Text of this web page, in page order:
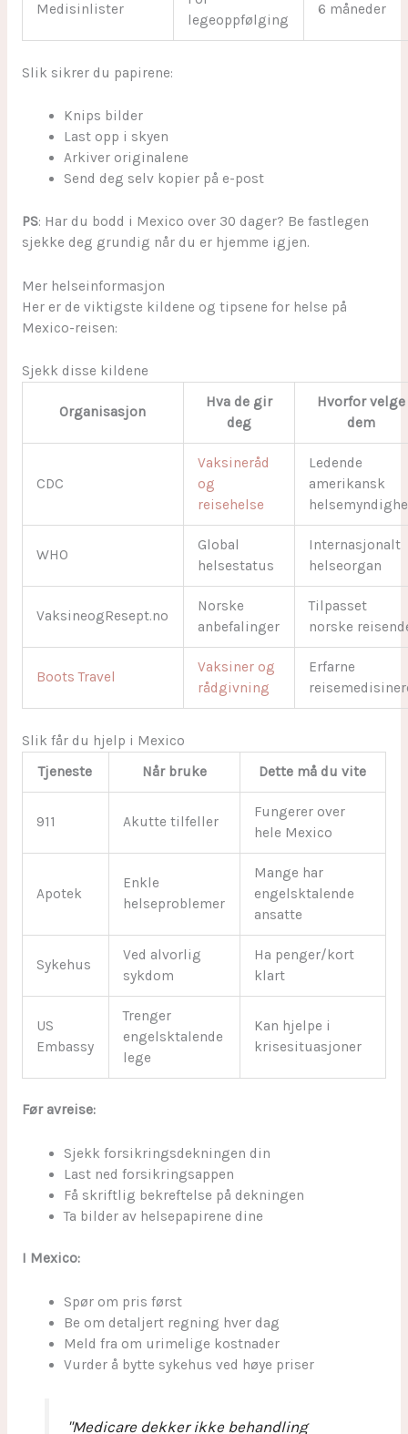
Medisinlister
legeoppfølging
6 måneder
Slik sikrer du papirene:
Knips bilder
Last opp i skyen
Arkiver originalene
Send deg selv kopier på e-post
PS: Har du bodd i Mexico over 30 dager? Be fastlegen
sjekke deg grundig når du er hjemme igjen.
Mer helseinformasjon
Her er de viktigste kildene og tipsene for helse på
Mexico-reisen:
Sjekk disse kildene
Organisasjon
Hva de gir
deg
Hvorfor velge
dem
CDC
Vaksineråd
og
reisehelse
Ledende
amerikansk
WHO
Global
helsestatus
Internasjonalt
helseorgan
VaksineogResept.no
Norske
anbefalinger
Tilpasset
norske
Boots Travel
Vaksiner og
rådgivning
Erfarne
Slik får du hjelp i Mexico
Tjeneste
Når bruke Dette må du vite
911 Akutte tilfeller
Fungerer over
hele Mexico
Apotek
Enkle
helseproblemer
Mange har
engelsktalende
ansatte
Sykehus
Ved alvorlig
sykdom
Ha penger/kort
klart
US
Embassy
Trenger
engelsktalende
lege
Kan hjelpe i
krisesituasjoner
Før avreise:
Sjekk forsikringsdekningen din
Last ned forsikringsappen
Få skriftlig bekreftelse på dekningen
Ta bilder av helsepapirene dine
I Mexico:
Spør om pris først
Be om detaljert regning hver dag
Meld fra om urimelige kostnader
Vurder å bytte sykehus ved høye priser
"Medicare dekker ikke behandling